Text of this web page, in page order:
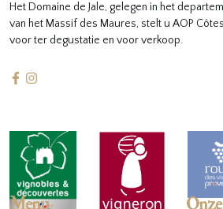
Het Domaine de Jale, gelegen in het
van het Massif des Maures, stelt u AOP
voor ter degustatie en voor verkoop.
Menu